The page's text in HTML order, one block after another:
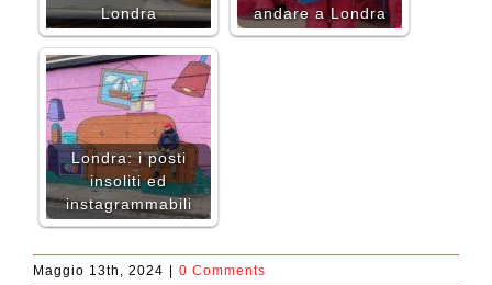
Londra
andare a Londra
Londra: i posti
insoliti ed
instagrammabili
Maggio 13th, 2024 0 Comments